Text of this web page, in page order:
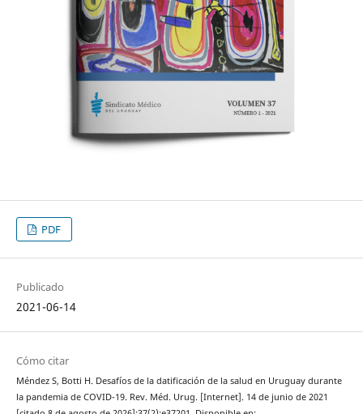
PDF
Publicado
2021-06-14
Cómo citar
Méndez S, Botti H. Desafíos de la datificación de la salud en Uruguay durante
la pandemia de COVID-19. Rev. Méd. Urug. [Internet]. 14 de junio de 2021